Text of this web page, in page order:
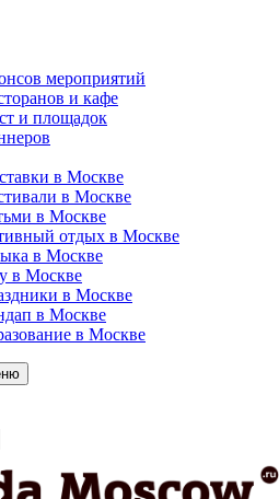
мероприятий
и кафе
и площадок
в Москве
в Москве
в Москве
отдых в Москве
в Москве
в Москве
в Москве
в Москве
в Москве